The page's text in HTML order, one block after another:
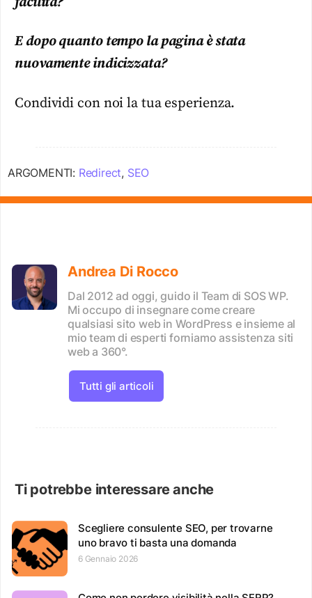
E dopo quanto tempo la pagina è stata
nuovamente indicizzata?
Condividi con noi la tua esperienza.
ARGOMENTI: Redirect, SEO
Andrea Di Rocco
Dal 2012 ad oggi, guido il Team di SOS WP.
Mi occupo di insegnare come creare
qualsiasi sito web in WordPress e insieme al
mio team di esperti forniamo assistenza siti
web a 360°.
Tutti gli articoli
Ti potrebbe interessare anche
Scegliere consulente SEO, per trovarne
uno bravo ti basta una domanda
6 Gennaio 2026